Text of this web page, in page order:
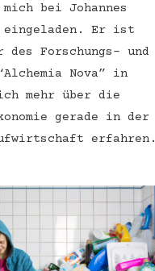
bei Johannes
eingeladen. Er ist
Forschungs- und
Nova” in
mehr über die
gerade in der
erfahren.